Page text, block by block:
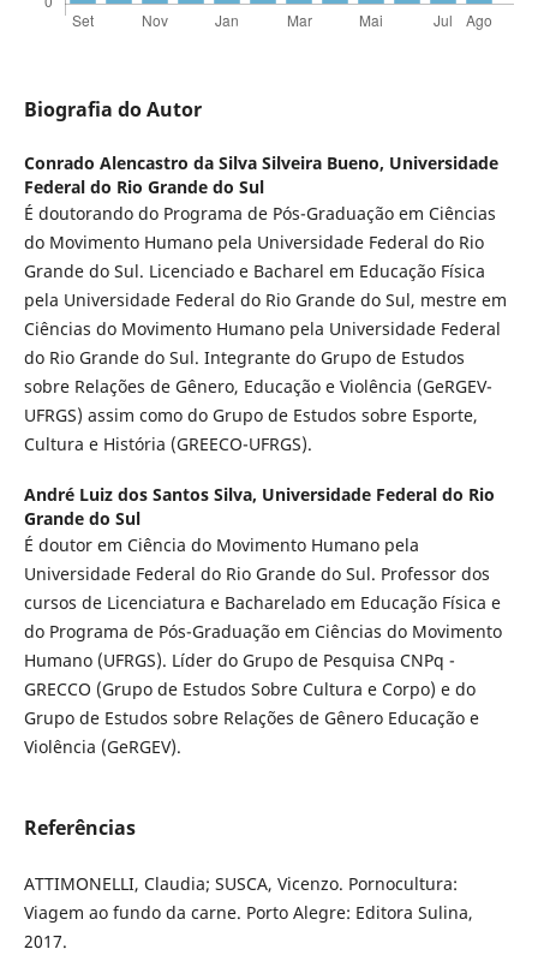
Biografia do Autor
Conrado Alencastro da Silva Silveira Bueno, Universidade
Federal do Rio Grande do Sul
É doutorando do Programa de Pós-Graduação em Ciências
do Movimento Humano pela Universidade Federal do Rio
Grande do Sul. Licenciado e Bacharel em Educação Física
pela Universidade Federal do Rio Grande do Sul, mestre em
Ciências do Movimento Humano pela Universidade Federal
do Rio Grande do Sul. Integrante do Grupo de Estudos
sobre Relações de Gênero, Educação e Violência (GeRGEV-
UFRGS) assim como do Grupo de Estudos sobre Esporte,
Cultura e História (GREECO-UFRGS).
André Luiz dos Santos Silva, Universidade Federal do Rio
Grande do Sul
É doutor em Ciência do Movimento Humano pela
Universidade Federal do Rio Grande do Sul. Professor dos
cursos de Licenciatura e Bacharelado em Educação Física e
do Programa de Pós-Graduação em Ciências do Movimento
Humano (UFRGS). Líder do Grupo de Pesquisa CNPq -
GRECCO (Grupo de Estudos Sobre Cultura e Corpo) e do
Grupo de Estudos sobre Relações de Gênero Educação e
Violência (GeRGEV).
Referências
ATTIMONELLI, Claudia; SUSCA, Vicenzo. Pornocultura:
Viagem ao fundo da carne. Porto Alegre: Editora Sulina,
2017.